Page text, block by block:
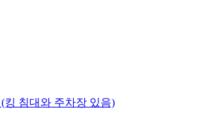
킹 침대와 주차장 있음)